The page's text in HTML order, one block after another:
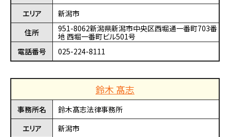
エリア
新潟市
住所
951-8062新潟県新潟市中央区西堀通一番町703番
地 西堀一番町ビル501号
電話番号
025-224-8111
鈴木 髙志
事務所名
鈴木髙志法律事務所
エリア
新潟市